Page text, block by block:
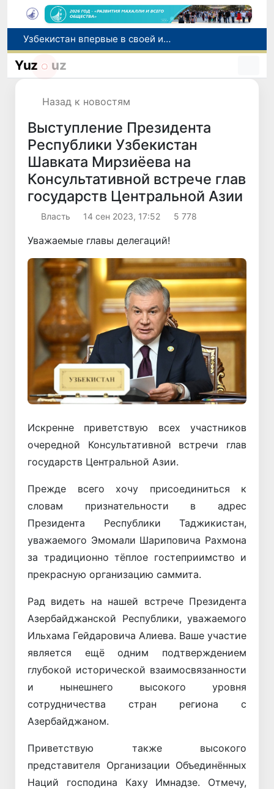
Число пользователей мобильного интернета в Узбекистане за 10 лет выросло в 4,3 раза
При содействии Генконсульства Узбекистана соотечественница, перенесшая инсульт в Алматы, вернулась на родину
Yuz uz
Назад к новостям
Выступление Президента
Республики Узбекистан
Шавката Мирзиёева на
Консультативной встрече глав
государств Центральной Азии
Власть 14 сен 2023, 17:52 5 778
Уважаемые главы делегаций!
Искренне приветствую всех участников
очередной Консультативной встречи глав
государств Центральной Азии.
Прежде всего хочу присоединиться к
словам признательности в адрес
Президента Республики Таджикистан,
уважаемого Эмомали Шариповича Рахмона
за традиционно тёплое гостеприимство и
прекрасную организацию саммита.
Рад видеть на нашей встрече Президента
Азербайджанской Республики, уважаемого
Ильхама Гейдаровича Алиева. Ваше участие
является ещё одним подтверждением
глубокой исторической взаимосвязанности
и нынешнего высокого уровня
сотрудничества стран региона с
Азербайджаном.
Приветствую также высокого
представителя Организации Объединённых
Наций господина Каху Имнадзе. Отмечу,